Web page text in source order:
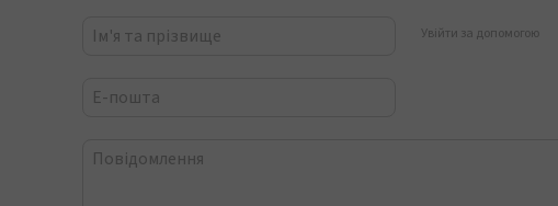
Увійти за допомогою